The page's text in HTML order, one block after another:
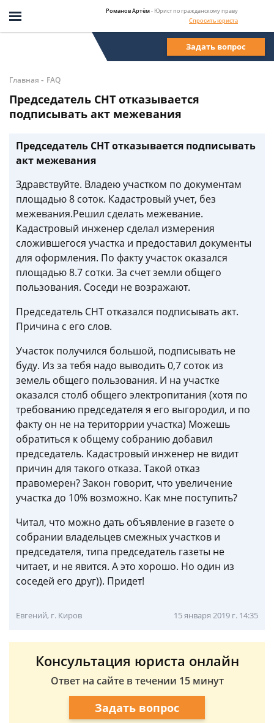
Романов Артём- Юрист по гражданскому праву
Спросить юриста
Задать вопрос
Главная - FAQ
Председатель СНТ отказывается
подписывать акт межевания
Председатель СНТ отказывается подписывать
акт межевания
Здравствуйте. Владею участком по документам
площадью 8 соток. Кадастровый учет, без
межевания.Решил сделать межевание.
Кадастровый инженер сделал измерения
сложившегося участка и предоставил документы
для оформления. По факту участок оказался
площадью 8.7 сотки. За счет земли общего
пользования. Соседи не возражают.
Председатель СНТ отказался подписывать акт.
Причина с его слов.
Участок получился большой, подписывать не
буду. Из за тебя надо выводить 0,7 соток из
земель общего пользования. И на участке
оказался столб общего электропитания (хотя по
требованию председателя я его выгородил, и по
факту он не на територрии участка) Можешь
обратиться к общему собранию добавил
председатель. Кадастровый инженер не видит
причин для такого отказа. Такой отказ
правомерен? Закон говорит, что увеличение
участка до 10% возможно. Как мне поступить?
Читал, что можно дать объявление в газете о
собрании владельцев смежных участков и
председателя, типа председатель газеты не
читает, и не явится. А это хорошо. Но один из
соседей его друг)). Придет!
Евгений, г. Киров 15 января 2019 г. 14:35
Консультация юриста онлайн
Ответ на сайте в течении 15 минут
Задать вопрос